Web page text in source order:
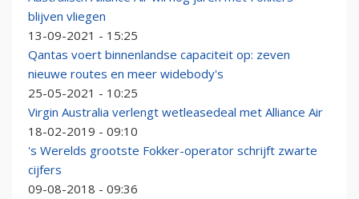
blijven vliegen
13-09-2021 - 15:25
Qantas voert binnenlandse capaciteit op: zeven
nieuwe routes en meer widebody's
25-05-2021 - 10:25
Virgin Australia verlengt wetleasedeal met Alliance Air
18-02-2019 - 09:10
's Werelds grootste Fokker-operator schrijft zwarte
cijfers
09-08-2018 - 09:36